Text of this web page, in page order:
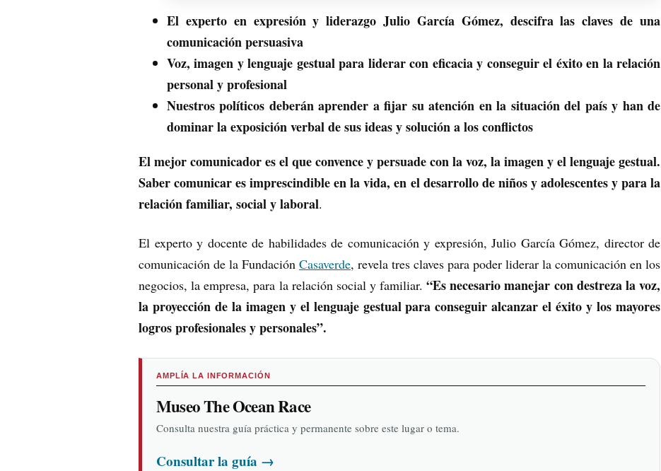
El experto en expresión y liderazgo Julio García Gómez, descifra las claves de una
comunicación persuasiva
Voz, imagen y lenguaje gestual para liderar con eficacia y conseguir el éxito en la relación
personal y profesional
Nuestros políticos deberán aprender a fijar su atención en la situación del país y han de
dominar la exposición verbal de sus ideas y solución a los conflictos
El mejor comunicador es el que convence y persuade con la voz, la imagen y el lenguaje gestual.
Saber comunicar es imprescindible en la vida, en el desarrollo de niños y adolescentes y para la
relación familiar, social y laboral.
El experto y docente de habilidades de comunicación y expresión, Julio García Gómez, director de
comunicación de la Fundación Casaverde, revela tres claves para poder liderar la comunicación en los
negocios, la empresa, para la relación social y familiar.“Es necesario manejar con destreza la voz,
la proyección de la imagen y el lenguaje gestual para conseguir alcanzar el éxito y los mayores
logros profesionales y personales”.
AMPLÍA LA INFORMACIÓN
Museo The Ocean Race
Consulta nuestra guía práctica y permanente sobre este lugar o tema.
Consultar la guía →